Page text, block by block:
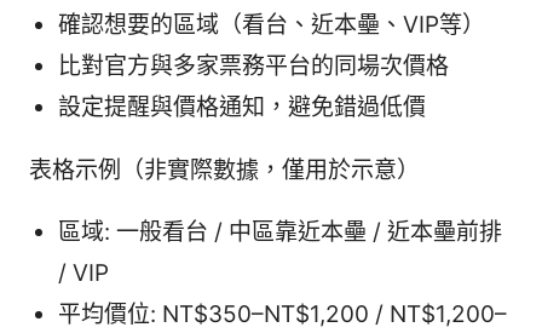
確認想要的區域（看台、近本壘、VIP等）
比對官方與多家票務平台的同場次價格
設定提醒與價格通知，避免錯過低價
表格示例（非實際數據，僅用於示意）
區域: 一般看台 / 中區靠近本壘 / 近本壘前排
/ VIP
平均價位: NT$350–NT$1,200 / NT$1,200–